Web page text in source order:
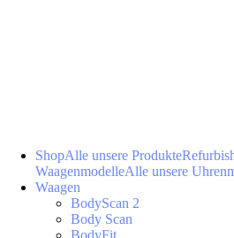
ShopAlle unsere Produkte
WaagenmodelleAlle unsere
Waagen
BodyScan 2
Body Scan
BodyFit